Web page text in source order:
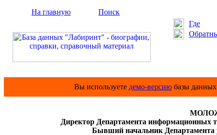
На главную
Поиск
Где
Вы используете демо-версию базы
Директор Департамента информационных
Бывший начальник Департамента